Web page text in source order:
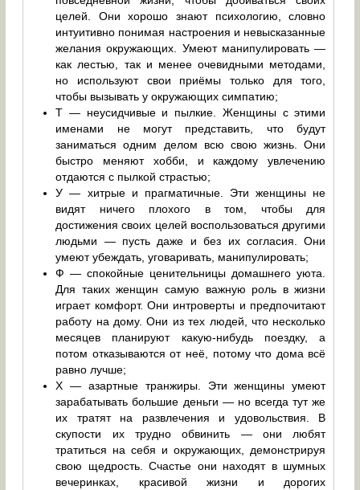
целей. Они хорошо знают психологию, словно
интуитивно понимая настроения и невысказанные
желания окружающих. Умеют манипулировать —
как лестью, так и менее очевидными методами,
но используют свои приёмы только для того,
чтобы вызывать у окружающих симпатию;
Т — неусидчивые и пылкие. Женщины с этими
именами не могут представить, что будут
заниматься одним делом всю свою жизнь. Они
быстро меняют хобби, и каждому увлечению
отдаются с пылкой страстью;
У — хитрые и прагматичные. Эти женщины не
видят ничего плохого в том, чтобы для
достижения своих целей воспользоваться другими
людьми — пусть даже и без их согласия. Они
умеют убеждать, уговаривать, манипулировать;
Ф — спокойные ценительницы домашнего уюта.
Для таких женщин самую важную роль в жизни
играет комфорт. Они интроверты и предпочитают
работу на дому. Они из тех людей, что несколько
месяцев планируют какую-нибудь поездку, а
потом отказываются от неё, потому что дома всё
равно лучше;
Х — азартные транжиры. Эти женщины умеют
зарабатывать большие деньги — но всегда тут же
их тратят на развлечения и удовольствия. В
скупости их трудно обвинить — они любят
тратиться на себя и окружающих, демонстрируя
свою щедрость. Счастье они находят в шумных
вечеринках, красивой жизни и дорогих